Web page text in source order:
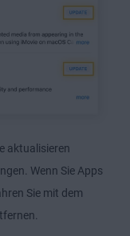
aktualisieren
Wenn Sie Apps
Sie mit dem